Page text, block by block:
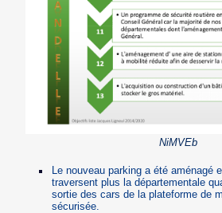
NiMVEb
Le nouveau parking a été aménagé
traversent plus la départementale
sortie des cars de la plateforme de
sécurisée.